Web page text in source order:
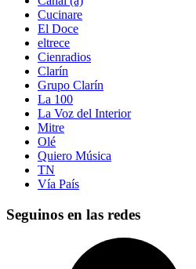
Cucinare
El Doce
eltrece
Cienradios
Clarín
Grupo Clarín
La 100
La Voz del Interior
Mitre
Olé
Quiero Música
TN
Vía País
Seguinos en las redes